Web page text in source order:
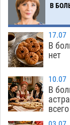
13:50
Мэрия
зеленые
13:13
Астрахани
12:49
В
17.07
В
нет
10.07
В